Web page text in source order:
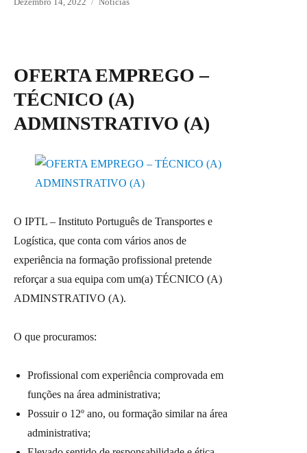
OFERTA EMPREGO –
TÉCNICO (A)
ADMINSTRATIVO (A)
O IPTL – Instituto Português de Transportes e
Logística, que conta com vários anos de
experiência na formação profissional pretende
reforçar a sua equipa com um(a) TÉCNICO (A)
ADMINSTRATIVO (A).
O que procuramos:
Profissional com experiência comprovada em
funções na área administrativa;
Possuir o 12º ano, ou formação similar na área
administrativa;